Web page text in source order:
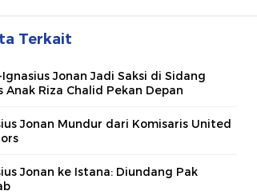
Terkait
Jonan Jadi Saksi di Sidang
Anak Riza Chalid Pekan Depan
Jonan Mundur dari Komisaris United
Jonan ke Istana: Diundang Pak